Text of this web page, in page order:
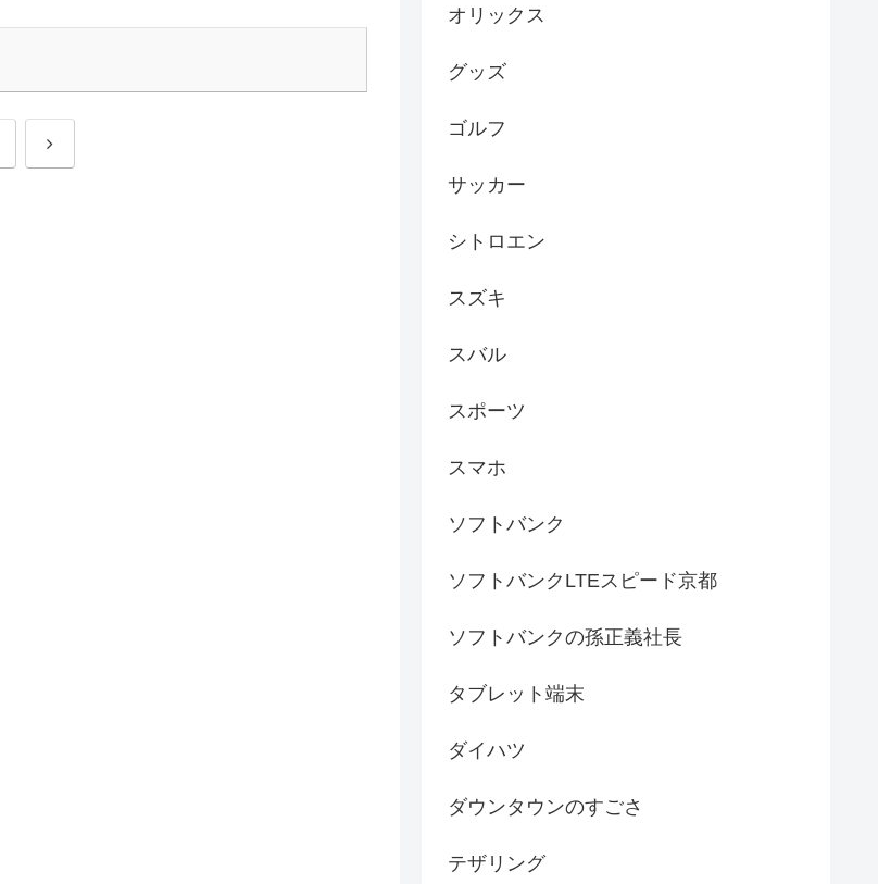
次
オリックス
グッズ
ゴルフ
サッカー
シトロエン
スズキ
スバル
スポーツ
スマホ
ソフトバンク
ソフトバンクLTEスピード京都
ソフトバンクの孫正義社長
タブレット端末
ダイハツ
ダウンタウンのすごさ
テザリング